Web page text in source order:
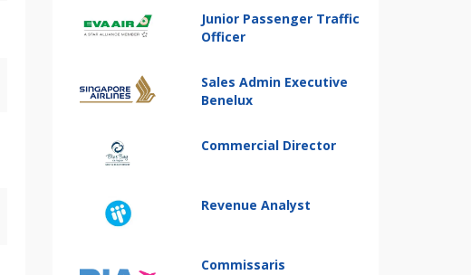
Junior Passenger Traffic
Officer
Sales Admin Executive
Benelux
Commercial Director
Revenue Analyst
Commissaris